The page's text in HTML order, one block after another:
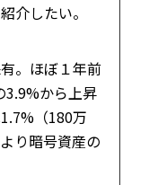
介したい。
。ほぼ１年前
3.9%から上昇
（180万
り暗号資産の